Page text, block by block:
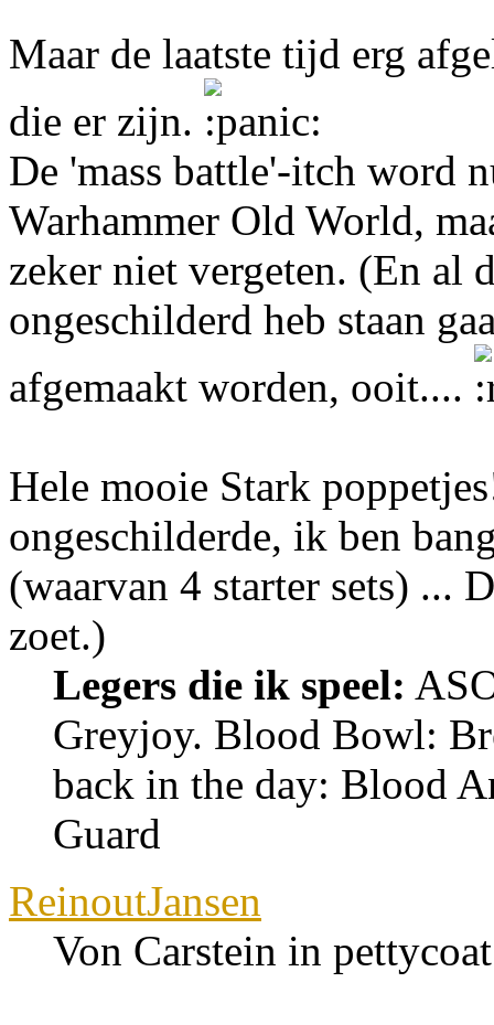
Maar de laatste tijd erg
die er zijn.
De 'mass battle'-itch word
Warhammer Old World,
zeker niet vergeten. (En al
ongeschilderd heb staan
afgemaakt worden, ooit....
Hele mooie Stark
ongeschilderde, ik ben
(waarvan 4 starter sets) ...
zoet.)
Legers die ik speel:
Greyjoy. Blood Bowl:
back in the day: Blood
Guard
ReinoutJansen
Von Carstein in pettycoat